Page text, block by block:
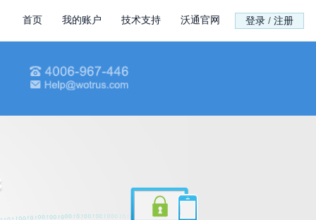
首页 我的账户 技术支持 沃通官网 登录/ 注册